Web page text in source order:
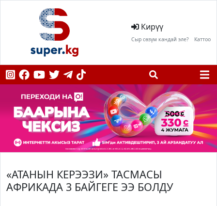
Кирүү
Сыр сөзүм кандай эле? Каттоо
«АТАНЫН КЕРЭЭЗИ» ТАСМАСЫ
АФРИКАДА 3 БАЙГЕГЕ ЭЭ БОЛДУ